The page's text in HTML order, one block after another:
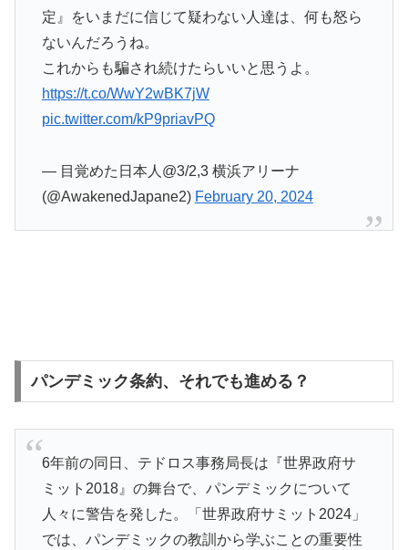
定』をいまだに信じて疑わない人達は、何も怒ら
ないんだろうね。
これからも騙され続けたらいいと思うよ。
https://t.co/WwY2wBK7jW
pic.twitter.com/kP9priavPQ
— 目覚めた日本人@3/2,3 横浜アリーナ
(@AwakenedJapane2) February 20, 2024
パンデミック条約、それでも進める？
6年前の同日、テドロス事務局長は『世界政府サ
ミット2018』の舞台で、パンデミックについて
人々に警告を発した。「世界政府サミット2024」
では、パンデミックの教訓から学ぶことの重要性